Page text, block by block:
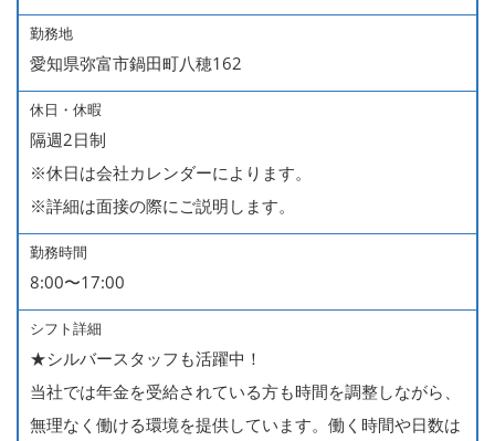
勤務地
愛知県弥富市鍋田町八穂162
休日・休暇
隔週2日制
※休日は会社カレンダーによります。
※詳細は面接の際にご説明します。
勤務時間
8:00〜17:00
シフト詳細
★シルバースタッフも活躍中！
当社では年金を受給されている方も時間を調整しながら、
無理なく働ける環境を提供しています。働く時間や日数は